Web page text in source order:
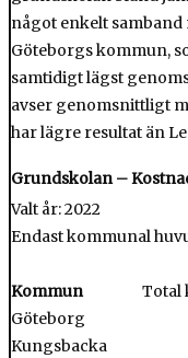
något enkelt
Göteborgs kommun,
samtidigt lägst
avser genomsnittligt
har lägre resultat än
Grundskolan –
Valt år: 2022
Endast kommunal
Kommun Total
Göteborg
Kungsbacka